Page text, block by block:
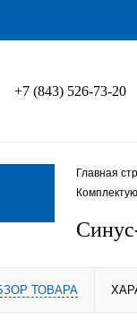
+7 (843) 526-73-20
Главная
ТОВАРА